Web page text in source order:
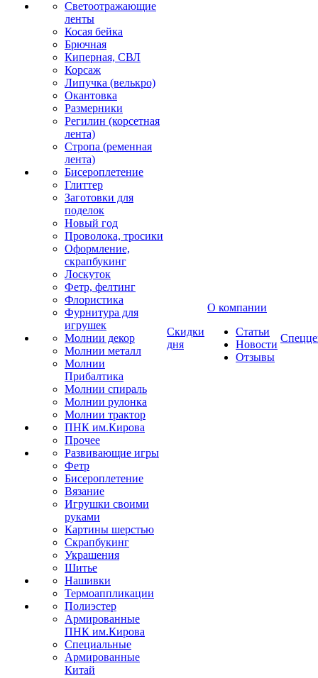
Светоотражающие
ленты
Косая бейка
Брючная
Киперная, СВЛ
Корсаж
Липучка (велькро)
Окантовка
Размерники
Регилин (корсетная
лента)
Стропа (ременная
лента)
Бисероплетение
Глиттер
Заготовки для
поделок
Новый год
Проволока, тросики
Оформление,
скрапбукинг
Лоскуток
Фетр, фелтинг
Флористика
Фурнитура для
игрушек
Молнии декор
Молнии металл
Молнии
Прибалтика
Молнии спираль
Молнии рулонка
Молнии трактор
ПНК им.Кирова
Прочее
Развивающие игры
Фетр
Бисероплетение
Вязание
Игрушки своими
руками
Картины шерстью
Скрапбукинг
Украшения
Шитье
Нашивки
Термоаппликации
Полиэстер
Армированные
ПНК им.Кирова
Специальные
Армированные
Китай
Скидки
дня
О компании
Статьи
Новости
Отзывы